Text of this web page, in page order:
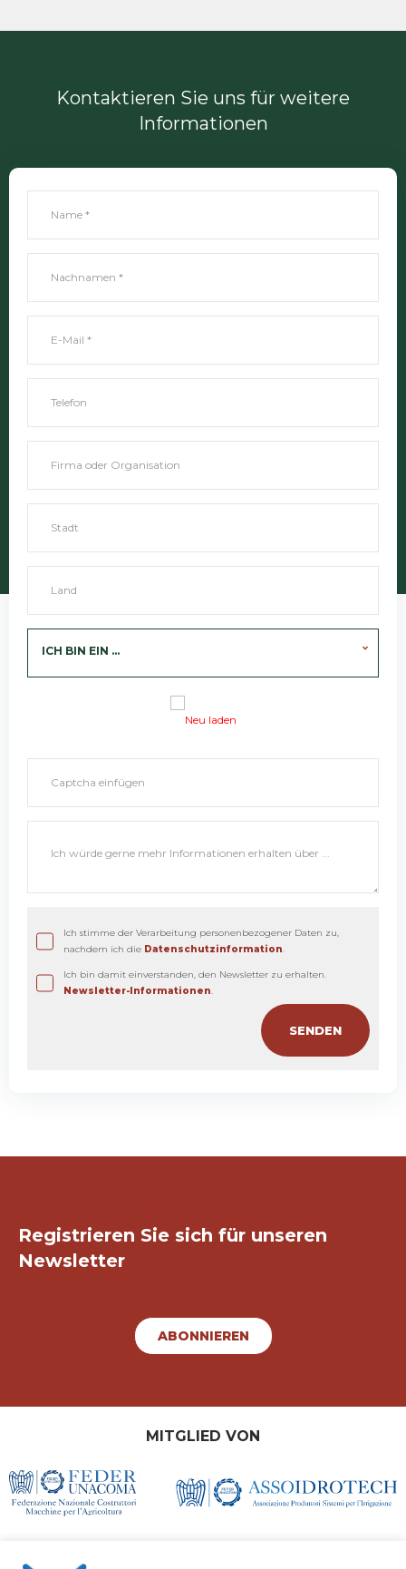
Kontaktieren Sie uns für weitere
Informationen
ICH BIN EIN ...
Neu laden
Ich stimme der Verarbeitung personenbezogener Daten zu,
nachdem ich die Datenschutzinformation.
Ich bin damit einverstanden, den Newsletter zu erhalten.
Newsletter-Informationen.
Registrieren Sie sich für unseren
Newsletter
ABONNIEREN
MITGLIED VON